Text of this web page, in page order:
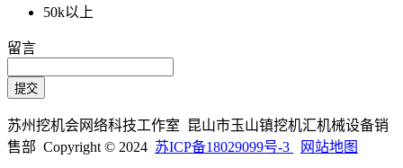
50k以上
留言
苏州挖机会网络科技工作室 昆山市玉山镇挖机汇机械设备销
售部 Copyright © 2024 苏ICP备18029099号-3 网站地图